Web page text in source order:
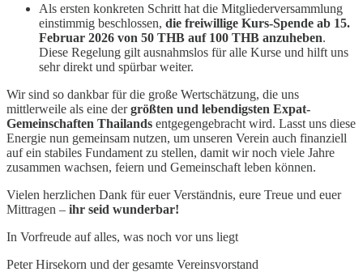
Als ersten konkreten Schritt hat die Mitgliederversammlung
einstimmig beschlossen, die freiwillige Kurs-Spende ab 15.
Februar 2026 von 50 THB auf 100 THB anzuheben.
Diese Regelung gilt ausnahmslos für alle Kurse und hilft uns
sehr direkt und spürbar weiter.
Wir sind so dankbar für die große Wertschätzung, die uns
mittlerweile als eine dergrößten und lebendigsten Expat-
Gemeinschaften Thailands entgegengebracht wird. Lasst uns diese
Energie nun gemeinsam nutzen, um unseren Verein auch finanziell
auf ein stabiles Fundament zu stellen, damit wir noch viele Jahre
zusammen wachsen, feiern und Gemeinschaft leben können.
Vielen herzlichen Dank für euer Verständnis, eure Treue und euer
Mittragen – ihr seid wunderbar!
In Vorfreude auf alles, was noch vor uns liegt
Peter Hirsekorn und der gesamte Vereinsvorstand